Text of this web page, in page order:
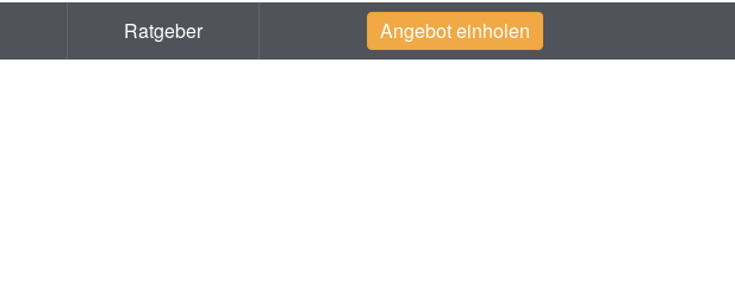
Ratgeber Angebot einholen